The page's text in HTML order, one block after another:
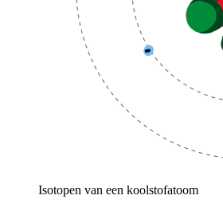
Isotopen van een koolstofatoom